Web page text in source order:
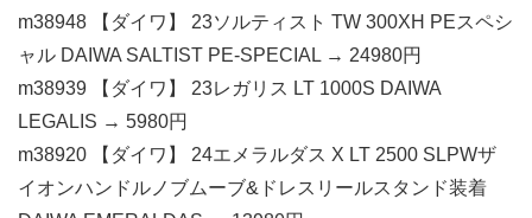
m38948 【ダイワ】 23ソルティスト TW 300XH PEスペシ
ャル DAIWA SALTIST PE-SPECIAL → 24980円
m38939 【ダイワ】 23レガリス LT 1000S DAIWA
LEGALIS → 5980円
m38920 【ダイワ】 24エメラルダス X LT 2500 SLPWザ
イオンハンドルノブムーブ&ドレスリールスタンド装着